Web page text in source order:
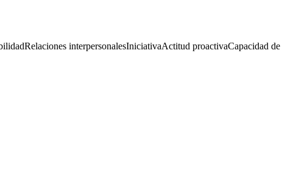
Relaciones interpersonalesIniciativaActitud proactivaCapacidad de